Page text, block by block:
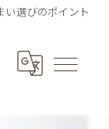
い選びのポイント